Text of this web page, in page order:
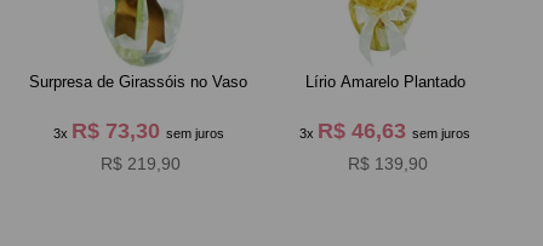
Surpresa de Girassóis no Vaso
3x R$ 73,30 sem juros
R$ 219,90
Lírio Amarelo Plantado
3x R$ 46,63sem juros
R$ 139,90